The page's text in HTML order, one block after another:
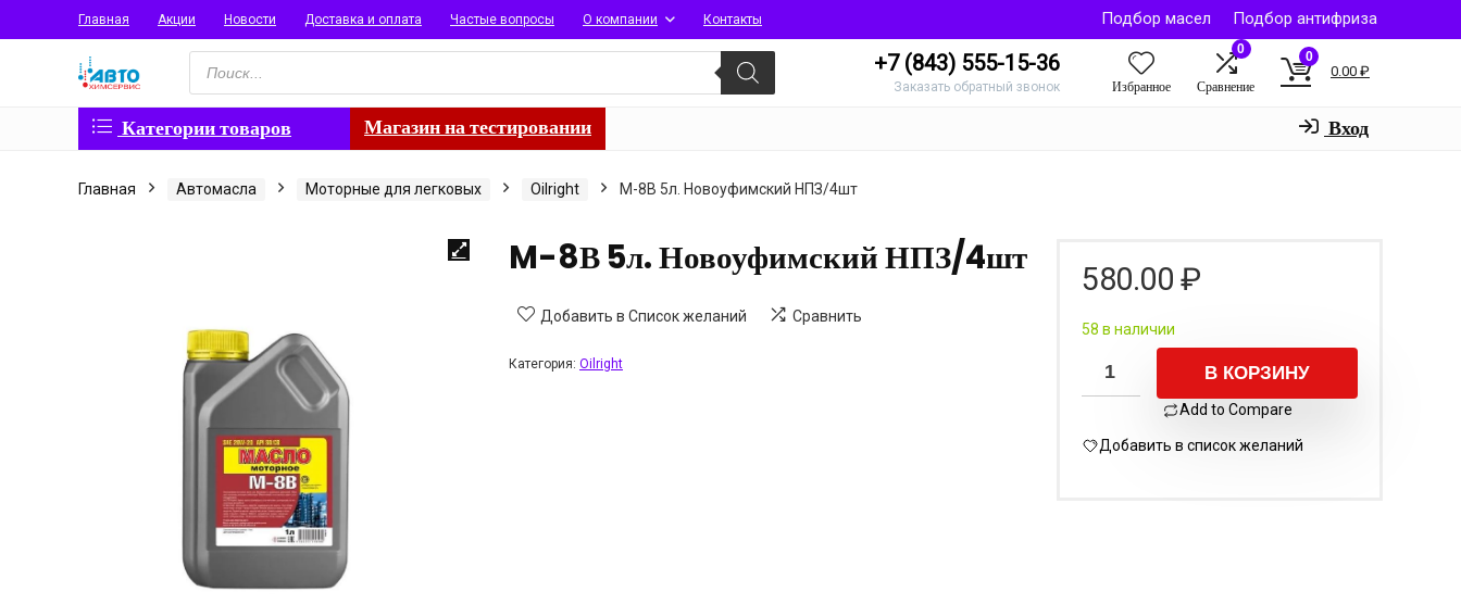
Главная Акции Новости Доставка и оплата Частые вопросы О компании Контакты Подбор масел
Подбор антифриза
Поиск
товаров
+7 (843) 555-15-36
Заказать обратный звонок Избранное
0
Сравнение
0
0.00 ₽
Категории товаров Магазин на тестировании Вход
Главная Автомасла Моторные для легковых Oilright M-8В 5л. Новоуфимский НПЗ/4шт
M-8В 5л. Новоуфимский НПЗ/4шт
Добавить в Список желаний Сравнить
Категория: Oilright
580.00 ₽
58 в наличии
В КОРЗИНУ
Add to Compare
Добавить в список желаний